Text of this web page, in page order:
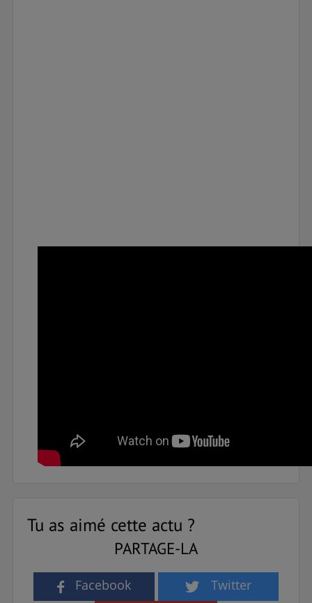
Tu as aimé cette actu ?
PARTAGE-LA
Facebook
Twitter